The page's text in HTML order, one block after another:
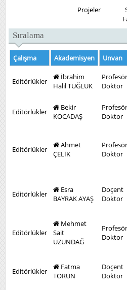
Projeler
Sıralama
Editörlükler
İbrahim
Halil TUĞLUK
Profesör
Doktor
Editörlükler
Bekir
KOCADAŞ
Profesör
Doktor
Editörlükler
Ahmet
ÇELİK
Profesör
Doktor
Editörlükler
Esra
BAYRAK AYAŞ
Doçent
Doktor
Editörlükler
Mehmet
Sait
UZUNDAĞ
Profesör
Doktor
Editörlükler
Fatma
TORUN
Doçent
Doktor
Çalışma Akademisyen Unvan